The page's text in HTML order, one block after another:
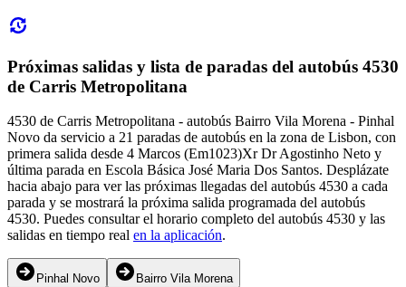
Próximas salidas y lista de paradas del autobús 4530
de Carris Metropolitana
4530 de Carris Metropolitana - autobús Bairro Vila Morena - Pinhal
Novo da servicio a 21 paradas de autobús en la zona de Lisbon, con
primera salida desde 4 Marcos (Em1023)Xr Dr Agostinho Neto y
última parada en Escola Básica José Maria Dos Santos. Desplázate
hacia abajo para ver las próximas llegadas del autobús 4530 a cada
parada y se mostrará la próxima salida programada del autobús
4530. Puedes consultar el horario completo del autobús 4530 y las
salidas en tiempo real en la aplicación.
Pinhal Novo Bairro Vila Morena